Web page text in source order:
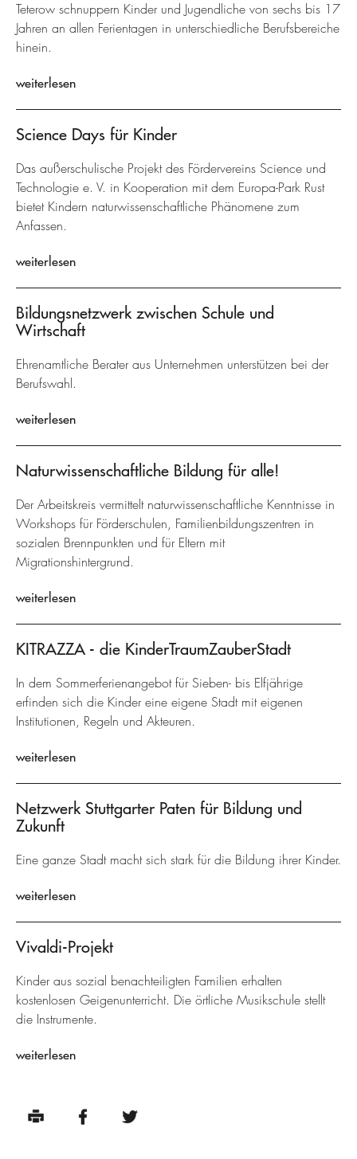
Teterow schnuppern Kinder und Jugendliche von sechs bis 17
Jahren an allen Ferientagen in unterschiedliche Berufsbereiche
hinein.
weiterlesen
Science Days für Kinder
Das außerschulische Projekt des Fördervereins Science und
Technologie e. V. in Kooperation mit dem Europa-Park Rust
bietet Kindern naturwissenschaftliche Phänomene zum
Anfassen.
weiterlesen
Bildungsnetzwerk zwischen Schule und
Wirtschaft
Ehrenamtliche Berater aus Unternehmen unterstützen bei der
Berufswahl.
weiterlesen
Naturwissenschaftliche Bildung für alle!
Der Arbeitskreis vermittelt naturwissenschaftliche Kenntnisse in
Workshops für Förderschulen, Familienbildungszentren in
sozialen Brennpunkten und für Eltern mit
Migrationshintergrund.
weiterlesen
KITRAZZA - die KinderTraumZauberStadt
In dem Sommerferienangebot für Sieben- bis Elfjährige
erfinden sich die Kinder eine eigene Stadt mit eigenen
Institutionen, Regeln und Akteuren.
weiterlesen
Netzwerk Stuttgarter Paten für Bildung und
Zukunft
Eine ganze Stadt macht sich stark für die Bildung ihrer Kinder.
weiterlesen
Vivaldi-Projekt
Kinder aus sozial benachteiligten Familien erhalten
kostenlosen Geigenunterricht. Die örtliche Musikschule stellt
die Instrumente.
weiterlesen